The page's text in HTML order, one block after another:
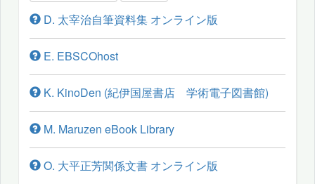
D. 太宰治自筆資料集 オンライン版
E. EBSCOhost
K. KinoDen (紀伊国屋書店 学術電子図書館)
M. Maruzen eBook Library
O. 大平正芳関係文書 オンライン版